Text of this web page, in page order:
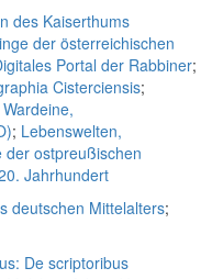
des Kaiserthums
der österreichischen
Portal der Rabbiner;
Cisterciensis;
; Lebenswelten,
der ostpreußischen
Jahrhundert
deutschen Mittelalters;
De scriptoribus